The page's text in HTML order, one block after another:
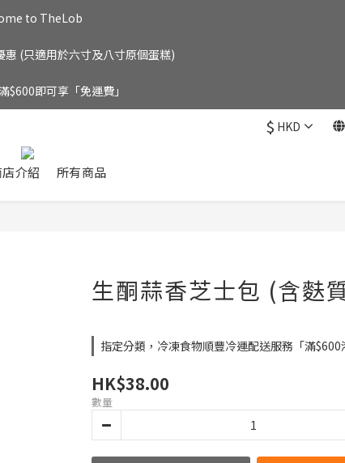
to TheLob
(只適用於六寸及八寸原個蛋糕)
$600即可享「免運費」
$ HKD
店介紹 所有商品
生酮蒜香芝士包 (含麩
指定分類，冷凍食物順豐冷運配送服務「滿$600
HK$38.00
數量